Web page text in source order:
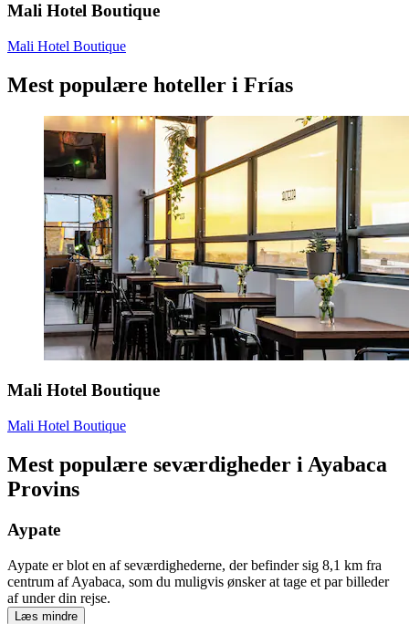
Mali Hotel Boutique
Mali Hotel Boutique
Mest populære hoteller i Frías
Mali Hotel Boutique
Mali Hotel Boutique
Mest populære seværdigheder i Ayabaca
Provins
Aypate
Aypate er blot en af seværdighederne, der befinder sig 8,1 km fra
centrum af Ayabaca, som du muligvis ønsker at tage et par billeder
af under din rejse.
Læs mindre